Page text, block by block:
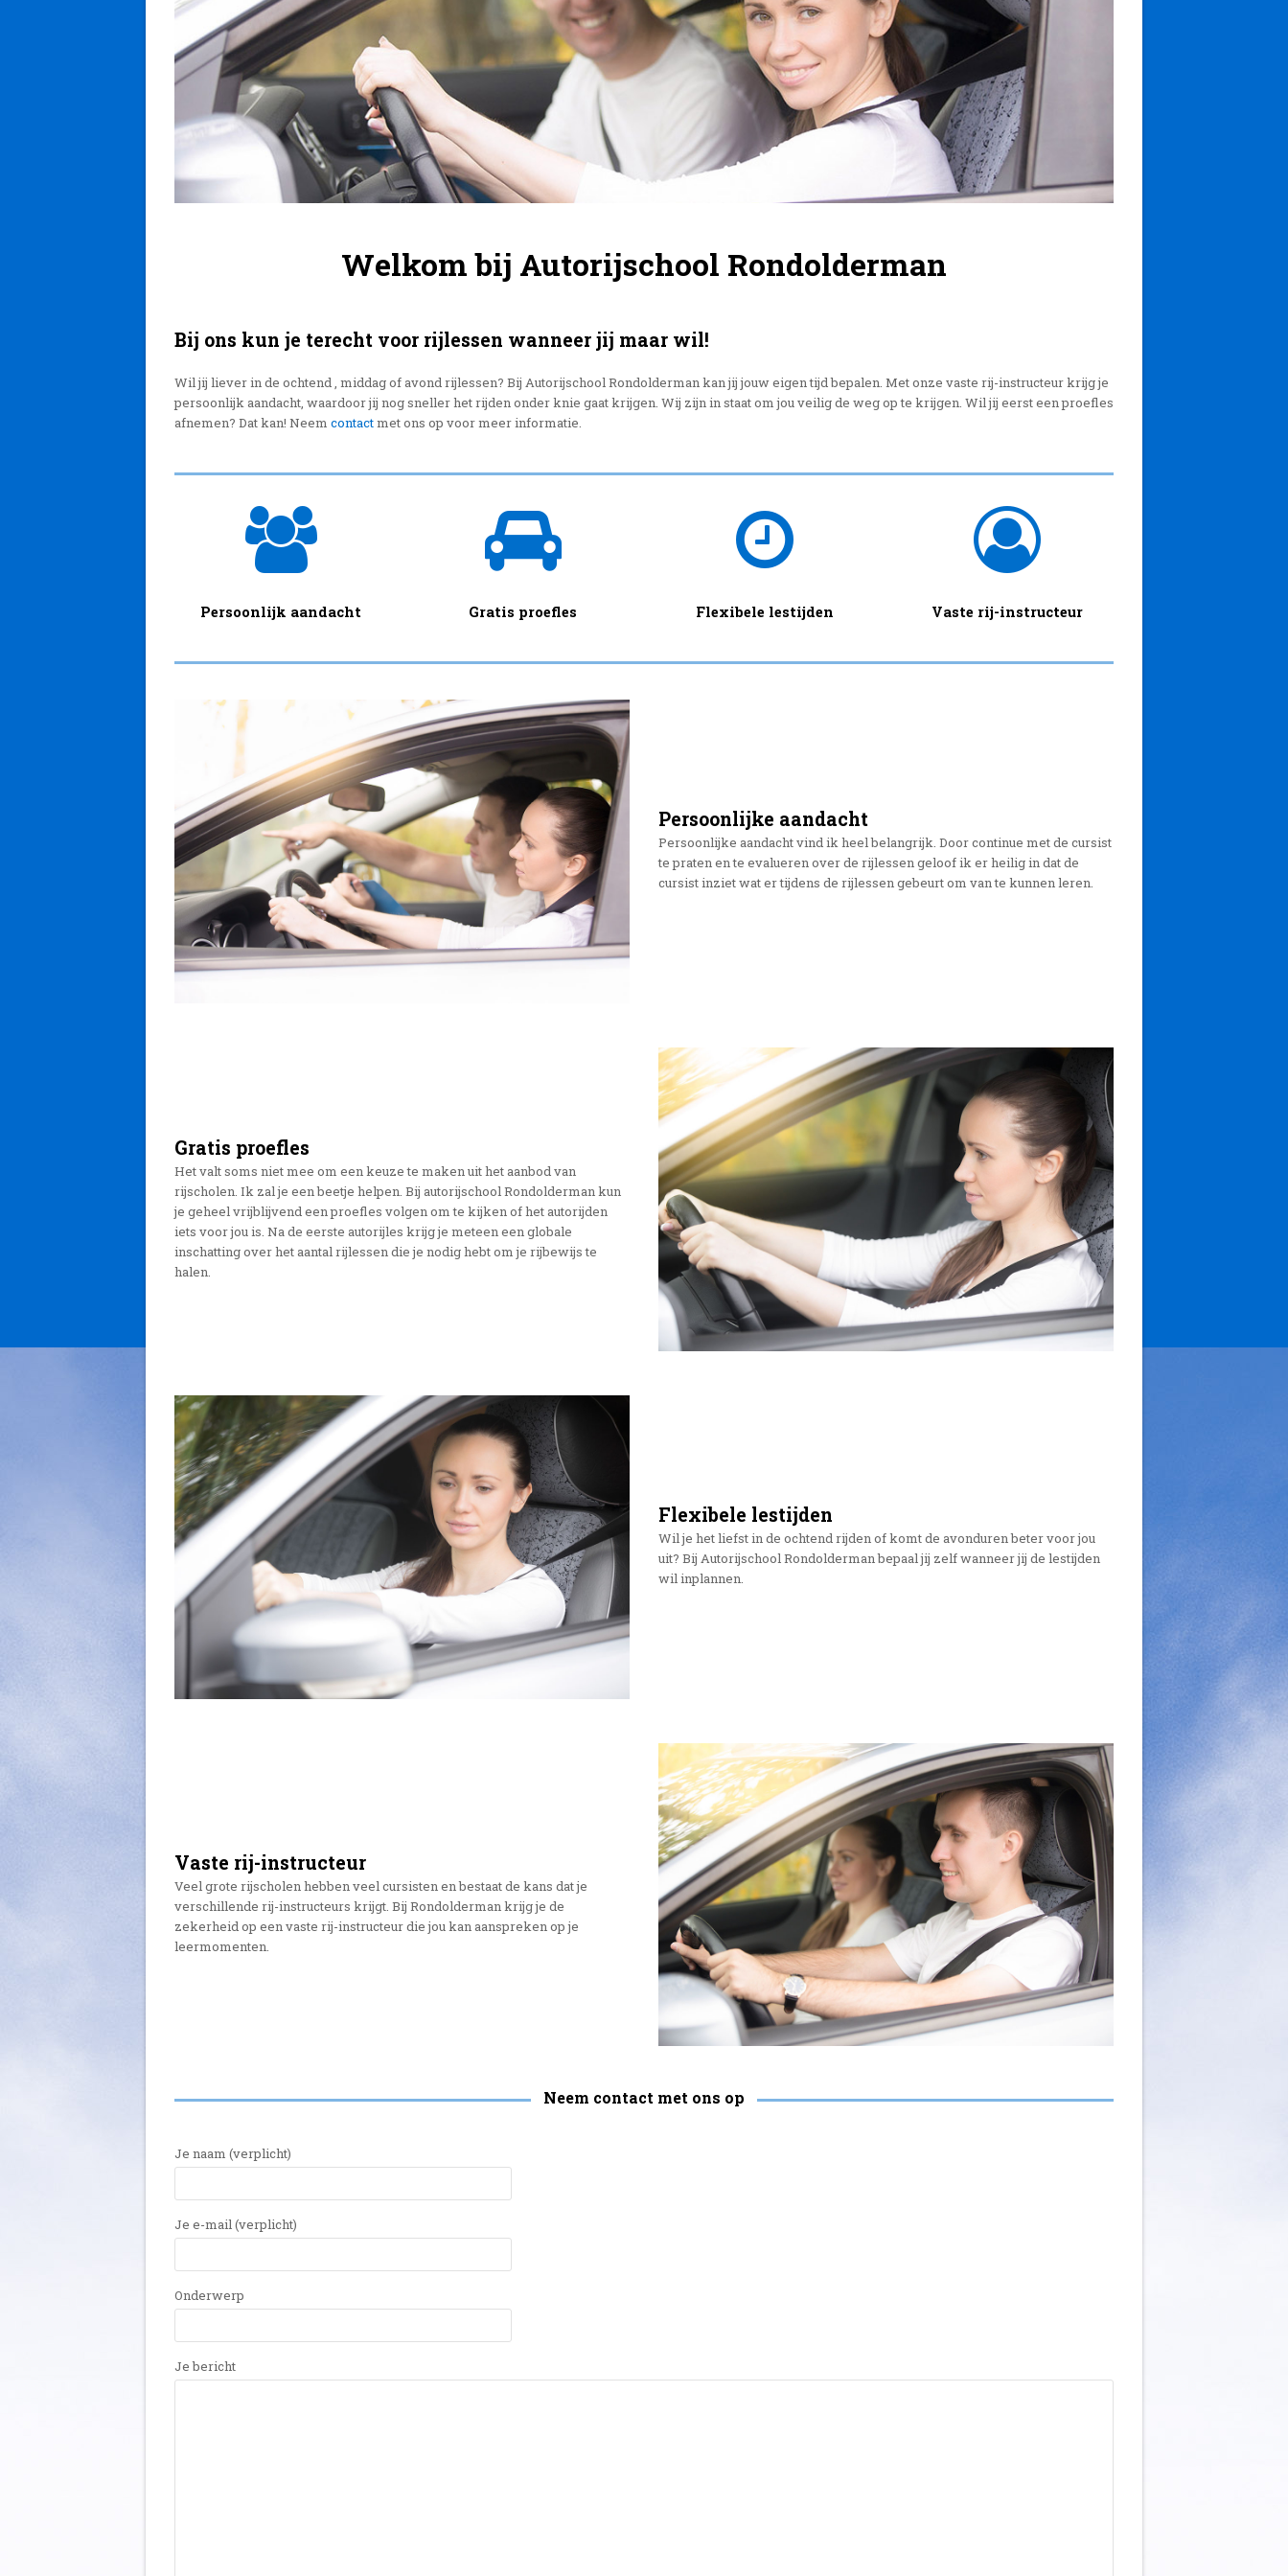
Welkom bij Autorijschool Rondolderman
Bij ons kun je terecht voor rijlessen wanneer jij maar wil!
Wil jij liever in de ochtend , middag of avond rijlessen? Bij Autorijschool Rondolderman kan jij jouw eigen tijd bepalen. Met onze vaste rij-instructeur krijg je
persoonlijk aandacht, waardoor jij nog sneller het rijden onder knie gaat krijgen. Wij zijn in staat om jou veilig de weg op te krijgen. Wil jij eerst een proefles
afnemen? Dat kan! Neem contactmet ons op voor meer informatie.
Persoonlijk aandacht Gratis proefles Flexibele lestijden Vaste rij-instructeur
Persoonlijke aandacht
Persoonlijke aandacht vind ik heel belangrijk. Door continue met de cursist
te praten en te evalueren over de rijlessen geloof ik er heilig in dat de
cursist inziet wat er tijdens de rijlessen gebeurt om van te kunnen leren.
Gratis proefles
Het valt soms niet mee om een keuze te maken uit het aanbod van
rijscholen. Ik zal je een beetje helpen. Bij autorijschool Rondolderman kun
je geheel vrijblijvend een proefles volgen om te kijken of het autorijden
iets voor jou is. Na de eerste autorijles krijg je meteen een globale
inschatting over het aantal rijlessen die je nodig hebt om je rijbewijs te
halen.
Flexibele lestijden
Wil je het liefst in de ochtend rijden of komt de avonduren beter voor jou
uit? Bij Autorijschool Rondolderman bepaal jij zelf wanneer jij de lestijden
wil inplannen.
Vaste rij-instructeur
Veel grote rijscholen hebben veel cursisten en bestaat de kans dat je
verschillende rij-instructeurs krijgt. Bij Rondolderman krijg je de
zekerheid op een vaste rij-instructeur die jou kan aanspreken op je
leermomenten.
Neem contact met ons op
Je naam (verplicht)
Je e-mail (verplicht)
Onderwerp
Je bericht